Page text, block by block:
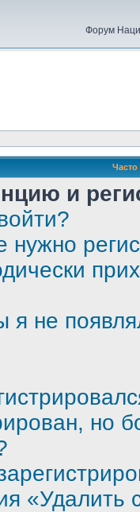
Форум
и
я не
но
«Удалить